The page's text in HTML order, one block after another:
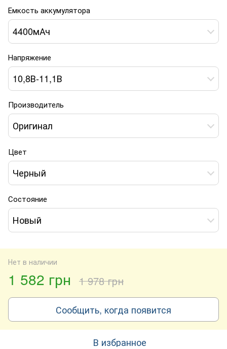
Емкость аккумулятора
4400мАч
Напряжение
10,8В-11,1В
Производитель
Оригинал
Цвет
Черный
Состояние
Новый
Нет в наличии
1 582 грн 1 978 грн
Сообщить, когда появится
В избранное